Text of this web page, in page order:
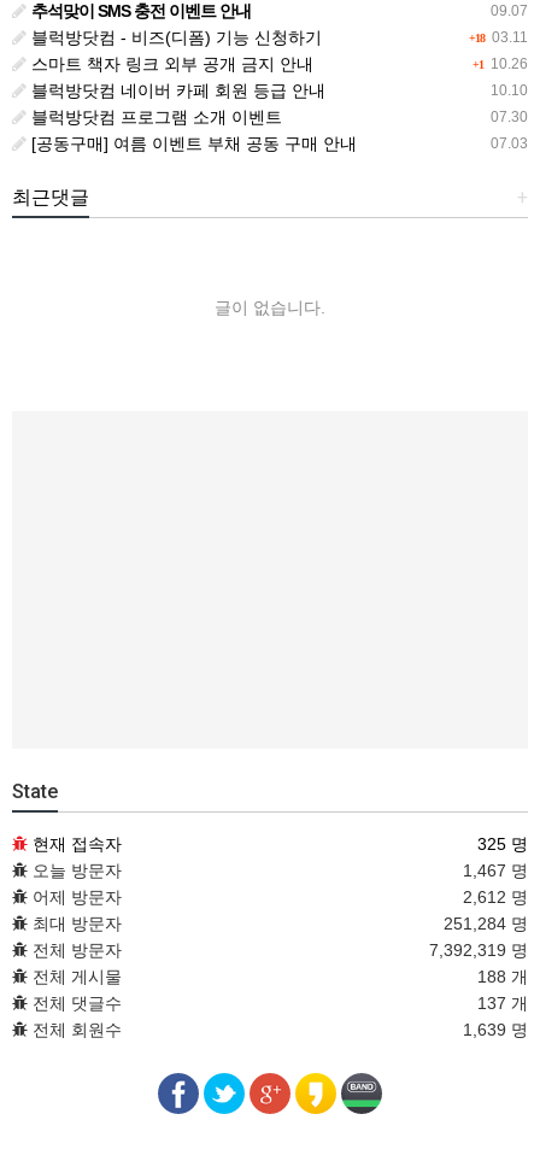
09.07
추석맞이 SMS 충전 이벤트 안내
+18 03.11
블럭방닷컴 - 비즈(디폼) 기능 신청하기
+1 10.26
스마트 책자 링크 외부 공개 금지 안내
10.10
블럭방닷컴 네이버 카페 회원 등급 안내
07.30
블럭방닷컴 프로그램 소개 이벤트
07.03
[공동구매] 여름 이벤트 부채 공동 구매 안내
+
최근댓글
글이 없습니다.
State
현재 접속자
325 명
오늘 방문자
1,467 명
어제 방문자
2,612 명
최대 방문자
251,284 명
전체 방문자
7,392,319 명
전체 게시물
188 개
전체 댓글수
137 개
전체 회원수
1,639 명